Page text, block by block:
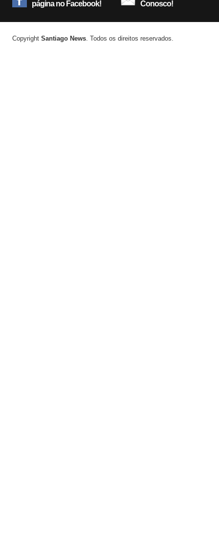
página no Facebook! Conosco!
Copyright Santiago News . Todos os direitos reservados.